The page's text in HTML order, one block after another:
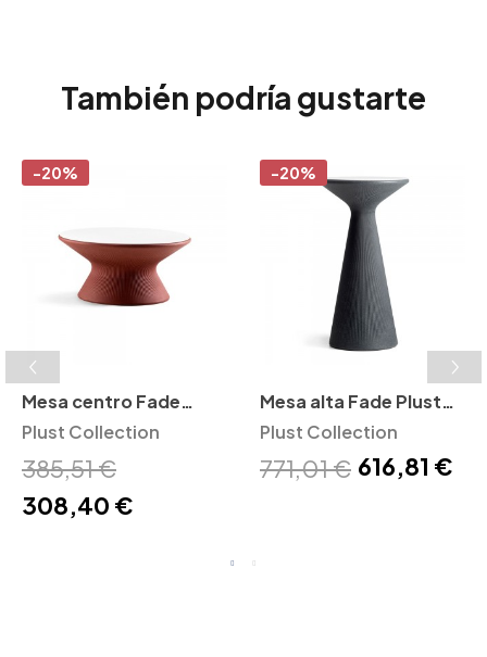
También podría gustarte
-20%
Mesa centro Fade
Coffee Plust
Collection
Plust Collection
385,51 €
308,40 €
-20%
Mesa alta Fade Plust
Collection
Plust Collection
771,01 € 616,81 €